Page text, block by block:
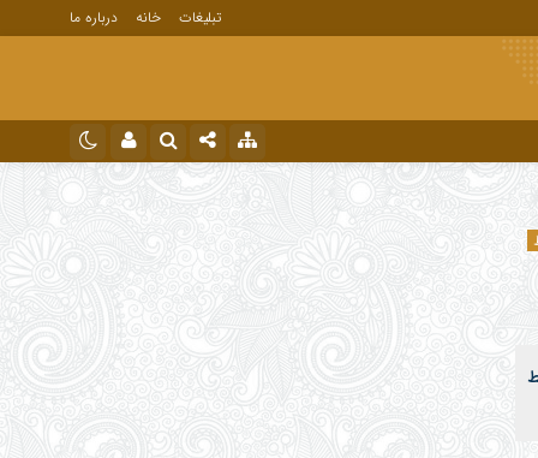
تبلیغات خانه درباره ما
اینستاگرام
تلگرام
نام کاربری یا نشانی ایمیل
مرا به خاطر بسپار